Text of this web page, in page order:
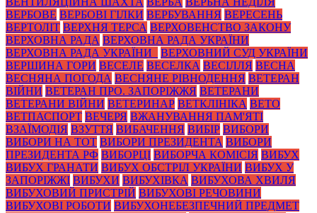
ВЕРБОВЕ ВЕРБОВІ ГІЛКИ ВЕРБУВАННЯ ВЕРЕСЕНЬ
ВЕРТОЛІТ ВЕРХНЯ ТЕРСА ВЕРХОВЕНСТВО ЗАКОНУ
ВЕРХОВНА РАДА ВЕРХОВНА РАДА УКРАЇНИ
ВЕРХОВНА РАДА УКРАЇНИ_
ВЕРХОВНИЙ СУД УКРАЇНИ
ВЕРШИНА ГОРИ ВЕСЕЛЕ ВЕСЕЛКА ВЕСІЛЛЯ ВЕСНА
ВЕСНЯНА ПОГОДА ВЕСНЯНЕ РІВНОДЕННЯ ВЕТЕРАН
ВІЙНИ ВЕТЕРАН ПРО. ЗАПОРІЖЖЯ ВЕТЕРАНИ
ВЕТЕРАНИ ВІЙНИ ВЕТЕРИНАР ВЕТКЛІНІКА ВЕТО
ВЕТПАСПОРТ ВЕЧЕРЯ ВЖАНУВАННЯ ПАМ'ЯТІ
ВЗАЇМОДІЯ ВЗУТТЯ ВИБАЧЕННЯ ВИБІР ВИБОРИ
ВИБОРИ НА ТОТ ВИБОРИ ПРЕЗИДЕНТА ВИБОРИ
ПРЕЗИДЕНТА РФ ВИБОРЦІ ВИБОРЧА КОМІСІЯ ВИБУХ
ВИБУХ ГРАНАТИ ВИБУХ ОБСТРІЛ УКРАЇНИ ВИБУХ У
ЗАПОРІЖЖІ ВИБУХИ ВИБУХІВКА ВИБУХОВА ХВИЛЯ
ВИБУХОВИЙ ПРИСТРІЙ ВИБУХОВІ РЕЧОВИНИ
ВИБУХОВІ РОБОТИ ВИБУХОНЕБЕЗПЕЧНИЙ ПРЕДМЕТ